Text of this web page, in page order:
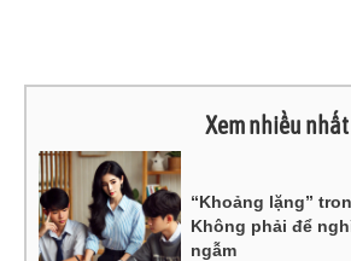
Xem nhiều nhất
“Khoảng lặng”
Không phải để
ngẫm